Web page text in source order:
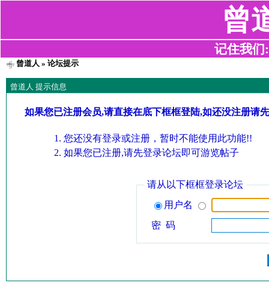
曾
记住我们
曾道人 » 论坛提示
曾道人 提示信息
如果您已注册会员,请直接在底下框框登陆,如还没注册请
您还没有登录或注册，暂时不能使用此功能!!
如果您已注册,请先登录论坛即可游览帖子
请从以下框框登录论坛
用户名
密 码